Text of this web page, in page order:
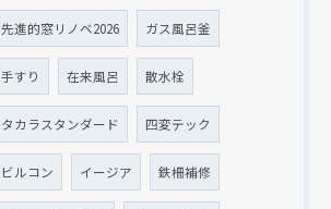
先進的窓リノベ2026 ガス風呂釜
手すり 在来風呂 散水栓
タカラスタンダード 四変テック
ビルコン イージア 鉄柵補修